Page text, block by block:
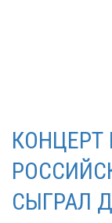
КОНЦЕРТ
СЫГРАЛ